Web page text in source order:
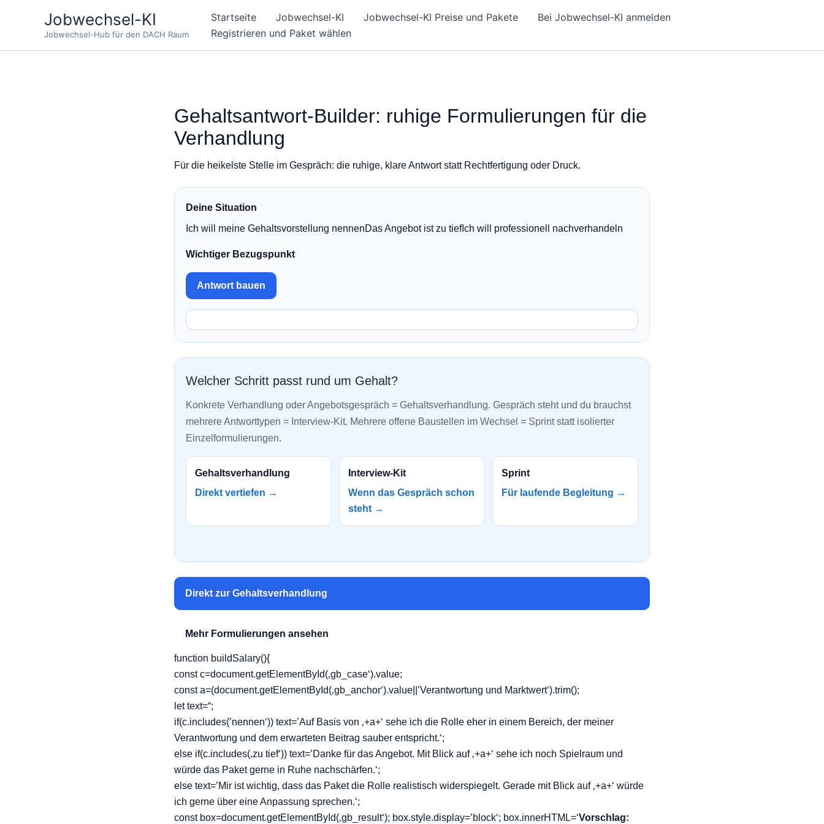
Jobwechsel-KI
Jobwechsel-Hub für den DACH Raum
Startseite Jobwechsel-KI Jobwechsel-KI Preise und Pakete
Bei Jobwechsel-KI anmelden
Registrieren und Paket wählen
Gehaltsantwort-Builder: ruhige Formulierungen für die
Verhandlung
Für die heikelste Stelle im Gespräch: die ruhige, klare Antwort statt Rechtfertigung oder Druck.
Deine Situation
Ich will meine Gehaltsvorstellung nennenDas Angebot ist zu tiefIch will professionell nachverhandeln
Wichtiger Bezugspunkt
Antwort bauen
Welcher Schritt passt rund um Gehalt?
Konkrete Verhandlung oder Angebotsgespräch = Gehaltsverhandlung. Gespräch steht und du brauchst
mehrere Antworttypen = Interview-Kit. Mehrere offene Baustellen im Wechsel = Sprint statt isolierter
Einzelformulierungen.
Gehaltsverhandlung
Direkt vertiefen →
Interview-Kit
Wenn das Gespräch schon
steht →
Sprint
Für laufende Begleitung →
Direkt zur Gehaltsverhandlung
Mehr Formulierungen ansehen
function buildSalary(){
const c=document.getElementById(‚gb_case‘).value;
const a=(document.getElementById(‚gb_anchor‘).value||’Verantwortung und Marktwert‘).trim();
let text=“;
if(c.includes(’nennen‘)) text=’Auf Basis von ‚+a+‘ sehe ich die Rolle eher in einem Bereich, der meiner
Verantwortung und dem erwarteten Beitrag sauber entspricht.‘;
else if(c.includes(‚zu tief‘)) text=’Danke für das Angebot. Mit Blick auf ‚+a+‘ sehe ich noch Spielraum und
würde das Paket gerne in Ruhe nachschärfen.‘;
else text=’Mir ist wichtig, dass das Paket die Rolle realistisch widerspiegelt. Gerade mit Blick auf ‚+a+‘ würde
ich gerne über eine Anpassung sprechen.‘;
const box=document.getElementById(‚gb_result‘); box.style.display=’block‘; box.innerHTML=‘Vorschlag: